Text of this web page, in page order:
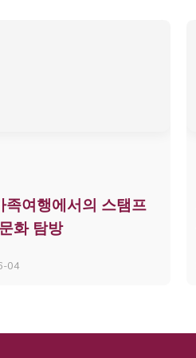
족여행에서의 스탬프
화 탐방
04